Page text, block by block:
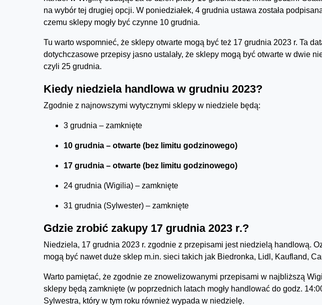
na wybór tej drugiej opcji. W poniedziałek, 4 grudnia ustawa została
czemu sklepy mogły być czynne 10 grudnia.
Tu warto wspomnieć, że sklepy otwarte mogą być też 17 grudnia 2023 r. Ta
dotychczasowe przepisy jasno ustalały, że sklepy mogą być otwarte w dwie
czyli 25 grudnia.
Kiedy niedziela handlowa w grudniu 2023?
Zgodnie z najnowszymi wytycznymi sklepy w niedziele będą:
3 grudnia – zamknięte
10 grudnia – otwarte (bez limitu godzinowego)
17 grudnia – otwarte (bez limitu godzinowego)
24 grudnia (Wigilia) – zamknięte
31 grudnia (Sylwester) – zamknięte
Gdzie zrobić zakupy 17 grudnia 2023 r.?
Niedziela, 17 grudnia 2023 r. zgodnie z przepisami jest niedzielą handlową.
mogą być nawet duże sklep m.in. sieci takich jak Biedronka, Lidl, Kaufland,
Warto pamiętać, że zgodnie ze znowelizowanymi przepisami w najbliższą
sklepy będą zamknięte (w poprzednich latach mogły handlować do godz.
Sylwestra, który w tym roku również wypada w niedzielę.